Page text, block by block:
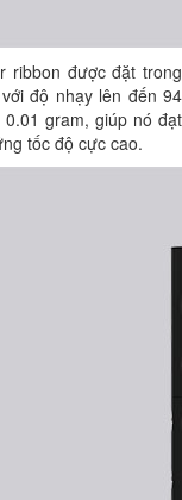
ribbon được đặt trong
độ nhạy lên đến 94
gram, giúp nó đạt
tốc độ cực cao.